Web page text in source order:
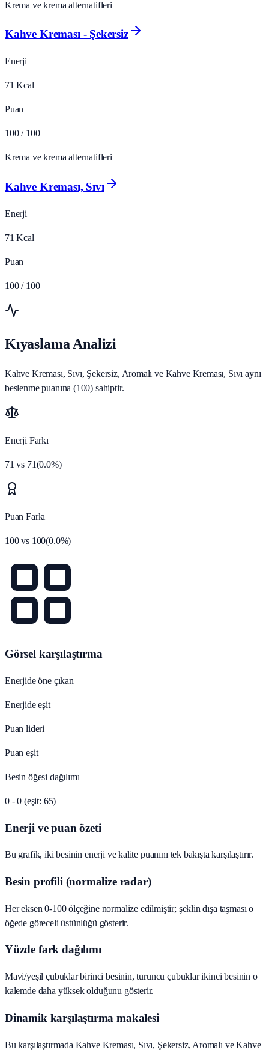
Krema ve krema alternatifleri
Kahve Kreması - Şekersiz
Enerji
71 Kcal
Puan
100 / 100
Krema ve krema alternatifleri
Kahve Kreması, Sıvı
Enerji
71 Kcal
Puan
100 / 100
Kıyaslama Analizi
Kahve Kreması, Sıvı, Şekersiz, Aromalı ve Kahve Kreması, Sıvı aynı
beslenme puanına (100) sahiptir.
Enerji Farkı
71 vs 71(0.0%)
Puan Farkı
100vs 100(0.0%)
Görsel karşılaştırma
Enerjide öne çıkan
Enerjide eşit
Puan lideri
Puan eşit
Besin öğesi dağılımı
0 - 0 (eşit: 65)
Enerji ve puan özeti
Bu grafik, iki besinin enerji ve kalite puanını tek bakışta karşılaştırır.
Besin profili (normalize radar)
Her eksen 0-100 ölçeğine normalize edilmiştir; şeklin dışa taşması o
öğede göreceli üstünlüğü gösterir.
Yüzde fark dağılımı
Mavi/yeşil çubuklar birinci besinin, turuncu çubuklar ikinci besinin o
kalemde daha yüksek olduğunu gösterir.
Dinamik karşılaştırma makalesi
Bu karşılaştırmada Kahve Kreması, Sıvı, Şekersiz, Aromalı ve Kahve